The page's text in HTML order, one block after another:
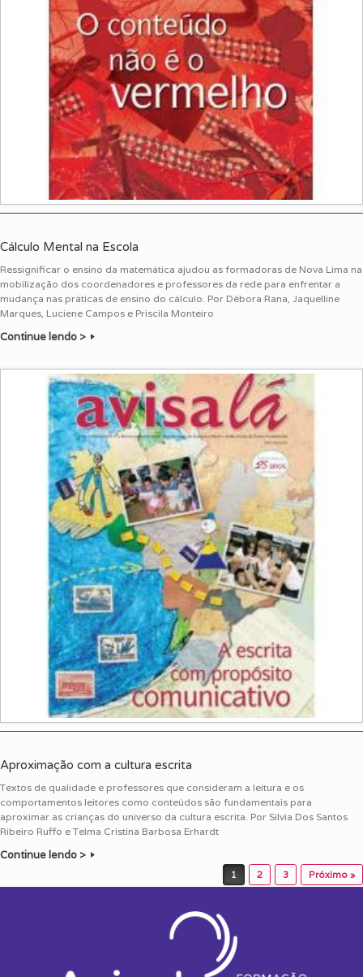
Cálculo Mental na Escola
Ressignificar o ensino da matemática ajudou as formadoras de Nova Lima na
mobilização dos coordenadores e professores da rede para enfrentar a
mudança nas práticas de ensino do cálculo. Por Débora Rana, Jaquelline
Marques, Luciene Campos e Priscila Monteiro
Continue lendo >
Aproximação com a cultura escrita
Textos de qualidade e professores que consideram a leitura e os
comportamentos leitores como conteúdos são fundamentais para
aproximar as crianças do universo da cultura escrita. Por Silvia Dos Santos
Ribeiro Ruffo e Telma Cristina Barbosa Erhardt
Continue lendo >
1 2 3 Próximo »